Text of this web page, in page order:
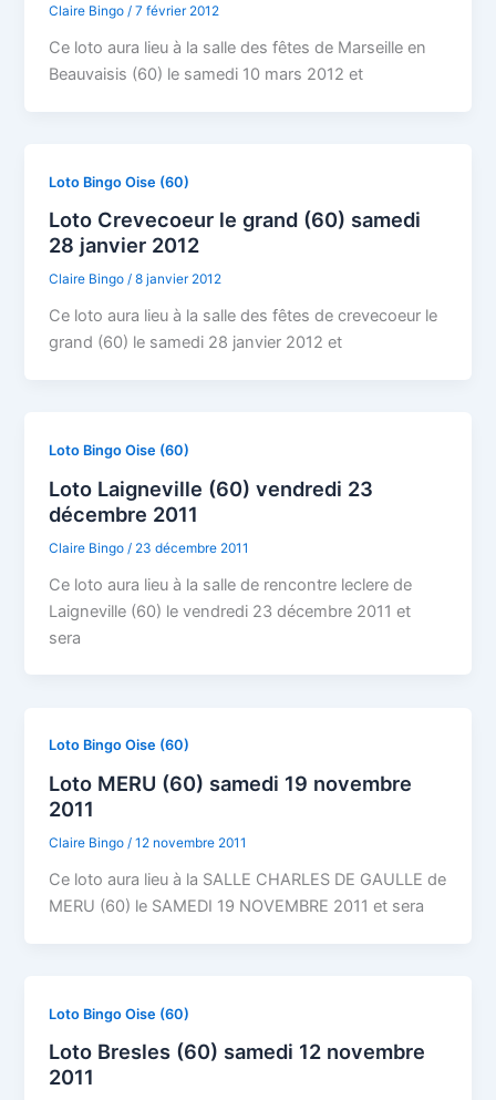
Claire Bingo/7 février 2012
Ce loto aura lieu à la salle des fêtes de Marseille en
Beauvaisis (60) le samedi 10 mars 2012 et
Loto Bingo Oise (60)
Loto Crevecoeur le grand (60) samedi
28 janvier 2012
Claire Bingo/8 janvier 2012
Ce loto aura lieu à la salle des fêtes de crevecoeur le
grand (60) le samedi 28 janvier 2012 et
Loto Bingo Oise (60)
Loto Laigneville (60) vendredi 23
décembre 2011
Claire Bingo / 23 décembre 2011
Ce loto aura lieu à la salle de rencontre leclere de
Laigneville (60) le vendredi 23 décembre 2011 et
sera
Loto Bingo Oise (60)
Loto MERU (60) samedi 19 novembre
2011
Claire Bingo/12 novembre 2011
Ce loto aura lieu à la SALLE CHARLES DE GAULLE de
MERU (60) le SAMEDI 19 NOVEMBRE 2011 et sera
Loto Bingo Oise (60)
Loto Bresles (60) samedi 12 novembre
2011